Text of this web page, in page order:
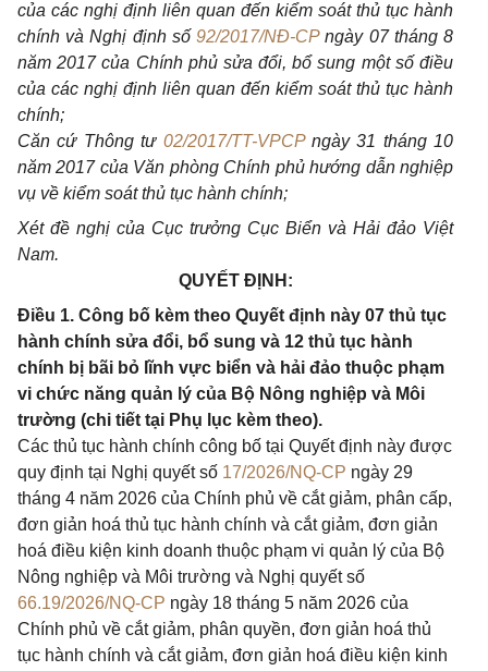
của các nghị định liên quan đến kiểm soát thủ tục hành
chính và Nghị định số92/2017/NĐ-CPngày 07 tháng 8
năm 2017 của Chính phủ sửa đổi, bổ sung một số điều
của các nghị định liên quan đến kiểm soát thủ tục hành
chính;
Căn cứ Thông tư 02/2017/TT-VPCPngày 31 tháng 10
năm 2017 của Văn phòng Chính phủ hướng dẫn nghiệp
vụ về kiểm soát thủ tục hành chính;
Xét đề nghị của Cục trưởng Cục Biển và Hải đảo Việt
Nam.
QUYẾT ĐỊNH:
Điều 1. Công bố kèm theo Quyết định này 07 thủ tục
hành chính sửa đổi, bổ sung và 12 thủ tục hành
chính bị bãi bỏ lĩnh vực biển và hải đảo thuộc phạm
vi chức năng quản lý của Bộ Nông nghiệp và Môi
trường (chi tiết tại Phụ lục kèm theo).
Các thủ tục hành chính công bố tại Quyết định này được
quy định tại Nghị quyết số 17/2026/NQ-CP ngày 29
tháng 4 năm 2026 của Chính phủ về cắt giảm, phân cấp,
đơn giản hoá thủ tục hành chính và cắt giảm, đơn giản
hoá điều kiện kinh doanh thuộc phạm vi quản lý của Bộ
Nông nghiệp và Môi trường và Nghị quyết số
66.19/2026/NQ-CP ngày 18 tháng 5 năm 2026 của
Chính phủ về cắt giảm, phân quyền, đơn giản hoá thủ
tục hành chính và cắt giảm, đơn giản hoá điều kiện kinh